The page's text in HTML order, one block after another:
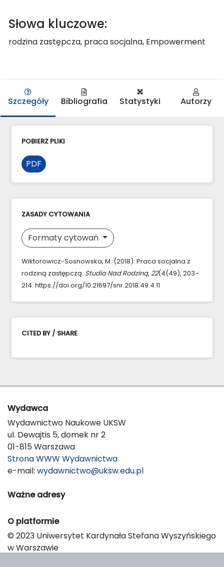
Słowa kluczowe:
rodzina zastępcza, praca socjalna, Empowerment
Szczegóły Bibliografia Statystyki Autorzy
POBIERZ PLIKI
PDF
ZASADY CYTOWANIA
Formaty cytowań
Wiktorowicz-Sosnowska, M. (2018). Praca socjalna z
rodziną zastępczą. Studia Nad Rodziną, 22(4(49), 203–
214. https://doi.org/10.21697/snr.2018.49.4.11
CITED BY / SHARE
Wydawca
Wydawnictwo Naukowe UKSW
ul. Dewajtis 5, domek nr 2
01-815 Warszawa
Strona WWW Wydawnictwa
e-mail: wydawnictwo@uksw.edu.pl
Ważne adresy
O platformie
© 2023 Uniwersytet Kardynała Stefana Wyszyńskiego
w Warszawie